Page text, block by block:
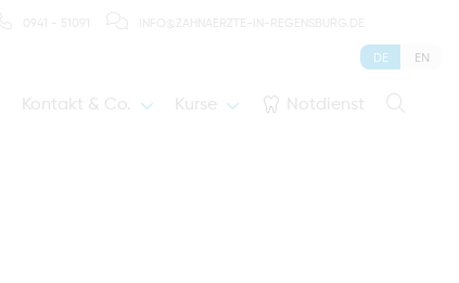
Kontakt & Co. Kurse Notdienst
DE EN